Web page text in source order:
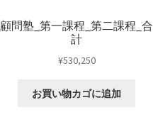
ー
ス
の
一
顧問塾_第一課程_第二課程_合
計
¥530,250
お買い物カゴに追加